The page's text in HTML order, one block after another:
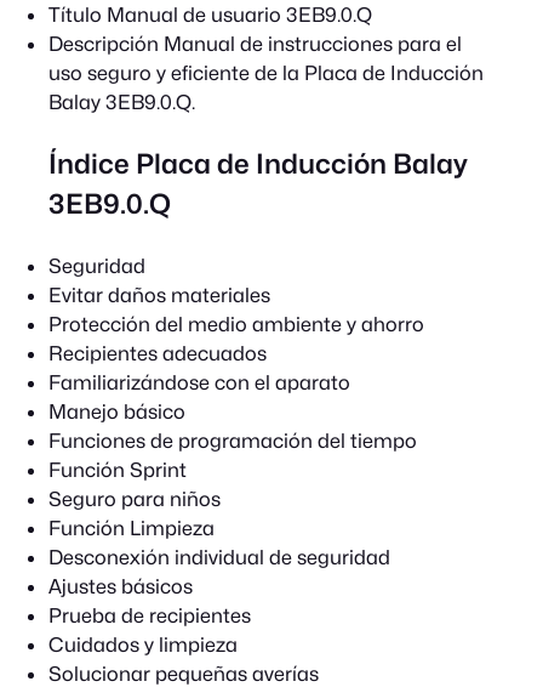
Título Manual de usuario 3EB9.0.Q
Descripción Manual de instrucciones para el
uso seguro y eficiente de la Placa de Inducción
Balay 3EB9.0.Q.
Índice Placa de Inducción Balay
3EB9.0.Q
Seguridad
Evitar daños materiales
Protección del medio ambiente y ahorro
Recipientes adecuados
Familiarizándose con el aparato
Manejo básico
Funciones de programación del tiempo
Función Sprint
Seguro para niños
Función Limpieza
Desconexión individual de seguridad
Ajustes básicos
Prueba de recipientes
Cuidados y limpieza
Solucionar pequeñas averías